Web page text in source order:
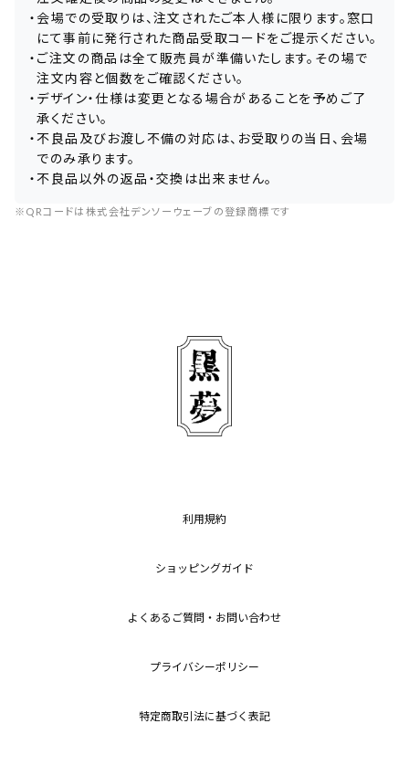
・ 会場での受取りは、注文されたご本人様に限ります。窓口
にて事前に発行された商品受取コードをご提示ください。
・ ご注文の商品は全て販売員が準備いたします。その場で
注文内容と個数をご確認ください。
・ デザイン・仕様は変更となる場合があることを予めご了
承ください。
・不良品及びお渡し不備の対応は、お受取りの当日、会場
でのみ承ります。
・不良品以外の返品・交換は出来ません。
※QRコードは株式会社デンソーウェーブの登録商標です
利用規約
ショッピングガイド
よくあるご質問・お問い合わせ
プライバシーポリシー
特定商取引法に基づく表記